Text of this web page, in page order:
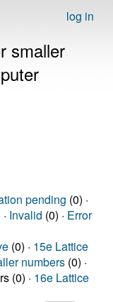
log in
smaller
pending (0) ·
Invalid (0) · Error
(0) · 15e Lattice
numbers (0) ·
(0) · 16e Lattice